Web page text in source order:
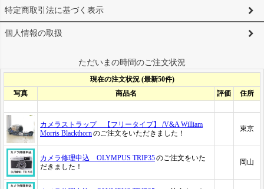
特定商取引法に基づく表示
個人情報の取扱
ただいまの時間のご注文状況